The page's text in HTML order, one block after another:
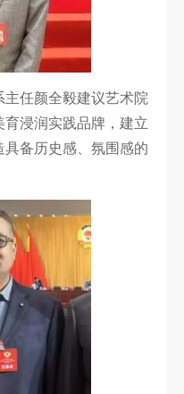
任颜全毅建议艺术院
浸润实践品牌，建立
备历史感、氛围感的